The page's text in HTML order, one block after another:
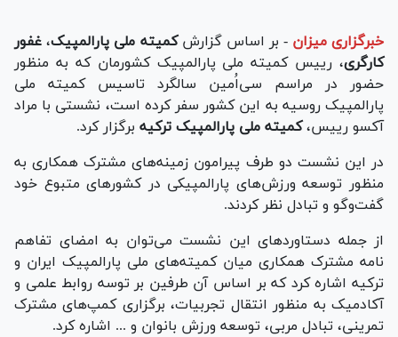
خبرگزاری میزان - بر اساس گزارشکمیته ملی پارالمپیک، غفور
کارگری، رییس کمیته ملی پارالمپیک کشورمان که به منظور
حضور در مراسم سی‌اُمین سالگرد تاسیس کمیته ملی
پارالمپیک روسیه به این کشور سفر کرده است، نشستی با مراد
آکسو رییس،کمیته ملی پارالمپیک ترکیه برگزار کرد.
در این نشست دو طرف پیرامون زمینه‌های مشترک همکاری به
منظور توسعه ورزش‌های پارالمپیکی در کشور‌های متبوع خود
گفت‌و‌گو و تبادل نظر کردند.
از جمله دستاورد‌های این نشست می‌توان به امضای تفاهم
نامه مشترک همکاری میان کمیته‌های ملی پارالمپیک ایران و
ترکیه اشاره کرد که بر اساس آن طرفین بر توسه روابط علمی و
آکادمیک به منظور انتقال تجربیات، برگزاری کمپ‌های مشترک
تمرینی، تبادل مربی، توسعه ورزش بانوان و ... اشاره کرد.